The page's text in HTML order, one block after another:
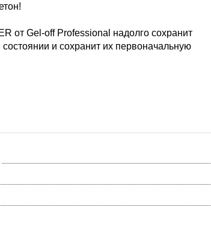
от Gel-off Professional надолго сохранит
состоянии и сохранит их первоначальную